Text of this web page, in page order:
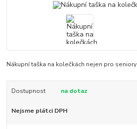
Nákupní taška na kolečkách nejen pro seniory
Dostupnost na dotaz
Nejsme plátci DPH